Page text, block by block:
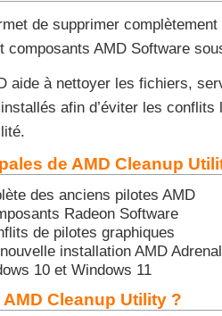
de supprimer
composants AMD Software
aide à nettoyer les fichiers,
afin d’éviter les conflits
de AMD Cleanup
des anciens pilotes AMD
Radeon Software
de pilotes graphiques
installation AMD
10 et Windows 11
Cleanup Utility ?